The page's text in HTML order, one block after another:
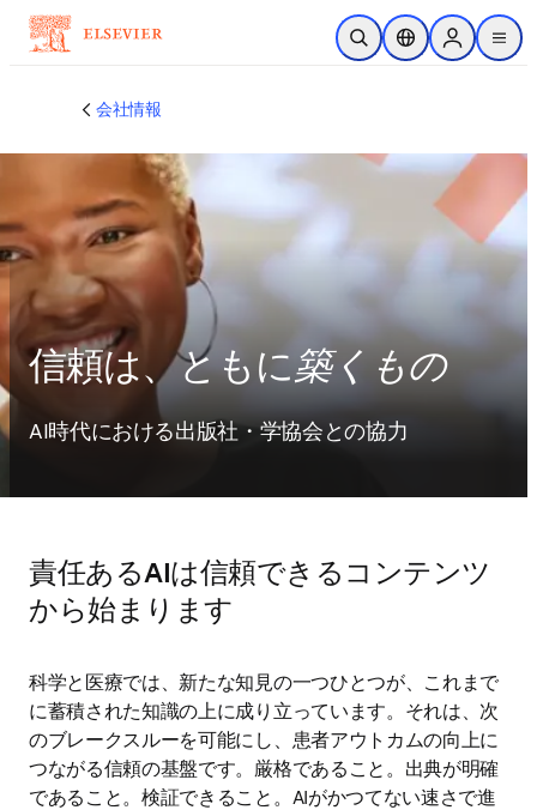
メインのコンテンツにスキップ
検索を開くロケーションセレ
Sign in to
menu
会社情報
信頼は、ともに築くもの
AI時代における出版社・学協会との協力
責任あるAIは信頼できるコンテンツ
から始まります
科学と医療では、新たな知見の一つひとつが、これまで
に蓄積された知識の上に成り立っています。それは、次
のブレークスルーを可能にし、患者アウトカムの向上に
つながる信頼の基盤です。厳格であること。出典が明確
であること。検証できること。AIがかつてない速さで進